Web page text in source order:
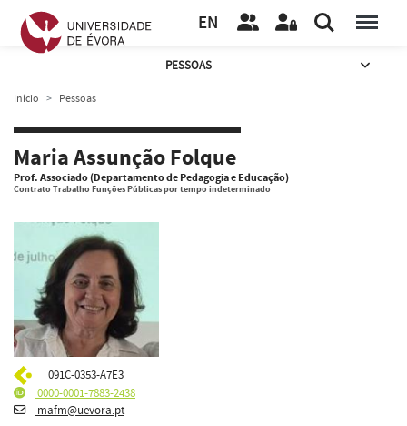
EN
PESSOAS
Início Pessoas
Maria Assunção Folque
Prof. Associado (Departamento de Pedagogia e Educação)
Contrato Trabalho Funções Públicas por tempo indeterminado
091C-0353-A7E3
0000-0001-7883-2438
mafm@uevora.pt